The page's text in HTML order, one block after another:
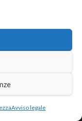
Avviso legale
fa ballare la